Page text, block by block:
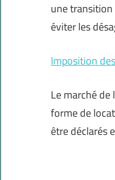
une
éviter les
Imposition
Le marché
forme de
être déclarés